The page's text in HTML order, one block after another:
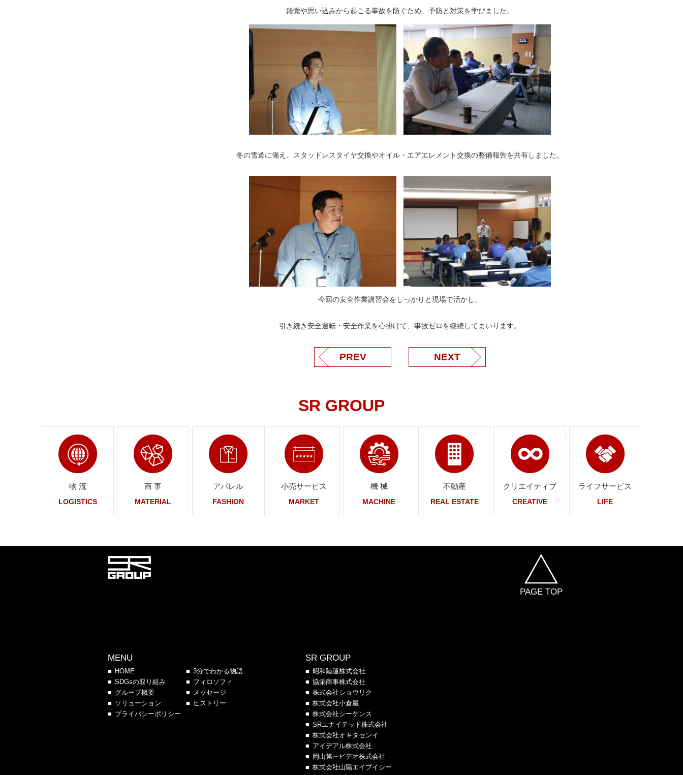
錯覚や思い込みから起こる事故を防ぐため、予防と対策を学びました。
冬の雪道に備え、スタッドレスタイヤ交換やオイル・エアエレメント交換の整備報告を共有しました。
今回の安全作業講習会をしっかりと現場で活かし、
引き続き安全運転・安全作業を心掛けて、事故ゼロを継続してまいります。
PREV NEXT
SR GROUP
物 流
LOGISTICS
商 事
MATERIAL
アパレル
FASHION
小売サービス
MARKET
機 械
MACHINE
不動産
REAL ESTATE
クリエイティブ
CREATIVE
ライフサービス
LIFE
PAGE TOP
MENU
HOME
3分でわかる物語
SDGsの取り組み
フィロソフィ
グループ概要
メッセージ
ソリューション
ヒストリー
プライバシーポリシー
SR GROUP
昭和陸運株式会社
協栄商事株式会社
株式会社ショウリク
株式会社小倉屋
株式会社シーケンス
SRユナイテッド株式会社
株式会社オキタセンイ
アイデアル株式会社
岡山第一ビデオ株式会社
株式会社山陽エイブイシー